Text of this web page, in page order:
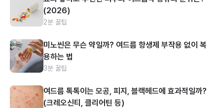
(2026)
2분 꿀팁
미노씬은 무슨 약일까? 여드름 항생제 부작용 없이 복
용하는 법
3분 꿀팁
여드름 톡톡이는 모공, 피지, 블랙헤드에 효과적일까?
(크레오신티, 클리어틴 등)